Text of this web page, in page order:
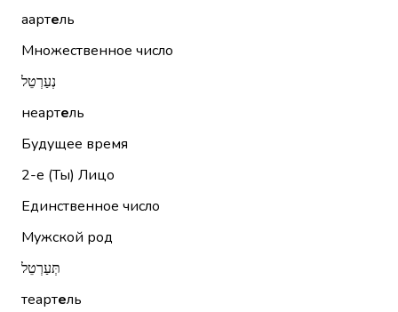
аартель
Множественное число
נְעַרְטֵל
неартель
Будущее время
2-е (Ты) Лицо
Единственное число
Мужской род
תְּעַרְטֵל
теартель